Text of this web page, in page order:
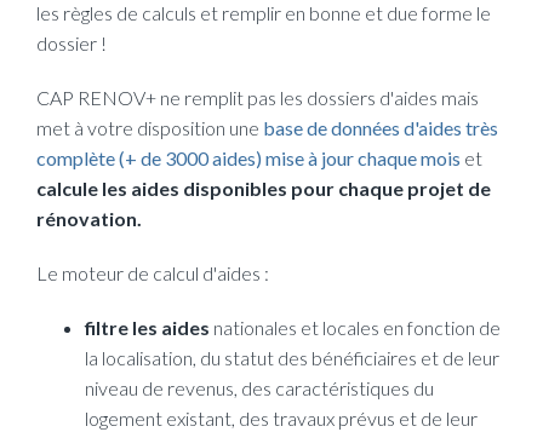
les règles de calculs et remplir en bonne et due forme le
dossier !
CAP RENOV+ ne remplit pas les dossiers d'aides mais
met à votre disposition une base de données d'aides très
complète (+ de 3000 aides) mise à jour chaque mois (opens
et
calcule les aides disponibles pour chaque projet de
rénovation.
Le moteur de calcul d'aides :
filtre les aides nationales et locales en fonction de
la localisation, du statut des bénéficiaires et de leur
niveau de revenus, des caractéristiques du
logement existant, des travaux prévus et de leur